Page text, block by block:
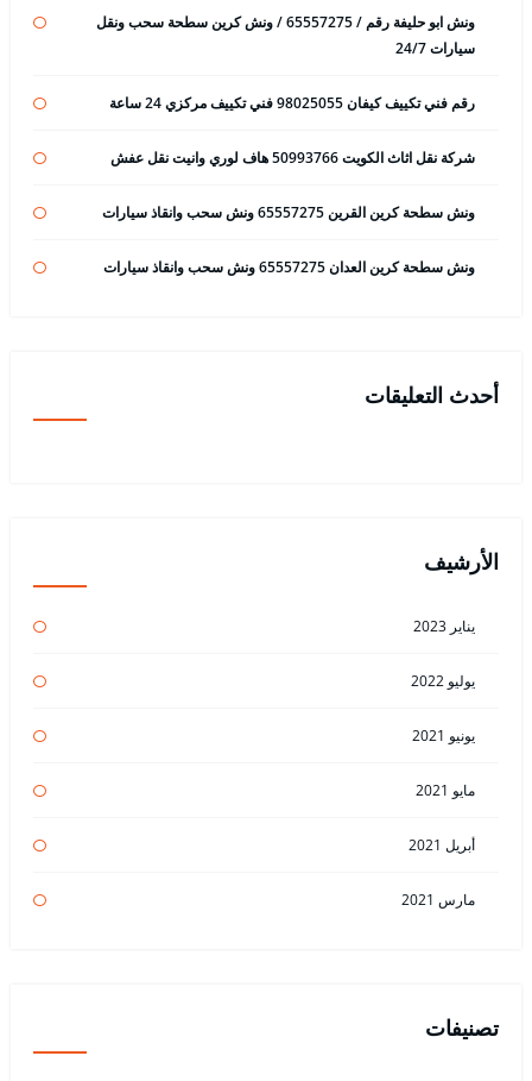
ونش ابو حليفة رقم / 65557275 / ونش كرين سطحة سحب ونقل
سيارات 24/7
رقم فني تكييف كيفان 98025055 فني تكييف مركزي 24 ساعة
شركة نقل اثاث الكويت 50993766 هاف لوري وانيت نقل عفش
ونش سطحة كرين القرين 65557275 ونش سحب وانقاذ سيارات
ونش سطحة كرين العدان 65557275 ونش سحب وانقاذ سيارات
أحدث التعليقات
الأرشيف
يناير 2023
يوليو 2022
يونيو 2021
مايو 2021
أبريل 2021
مارس 2021
تصنيفات